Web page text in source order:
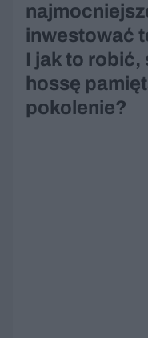
inwestować
I jak to
hossę
pokolenie?